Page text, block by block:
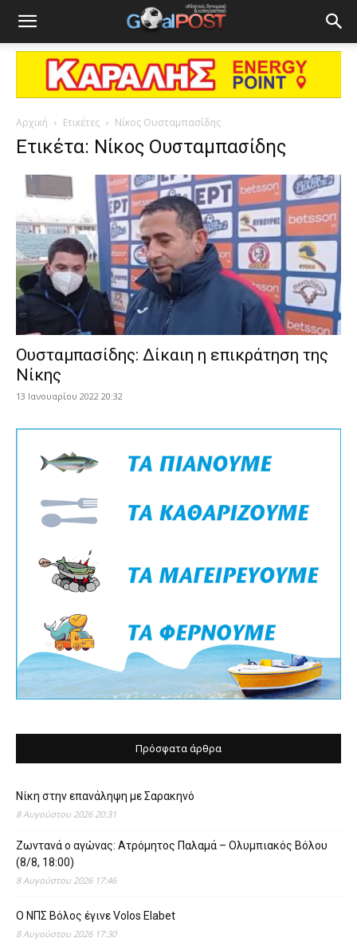
Αρχική Ετικέτες Νίκος Ουσταμπασίδης
Ετικέτα: Νίκος Ουσταμπασίδης
Ουσταμπασίδης: Δίκαιη η επικράτηση της
Νίκης
13 Ιανουαρίου 2022 20:32
Πρόσφατα άρθρα
Νίκη στην επανάληψη με Σαρακηνό
8 Αυγούστου 2026 20:31
Ζωντανά ο αγώνας: Ατρόμητος Παλαμά – Ολυμπιακός Βόλου
(8/8, 18:00)
8 Αυγούστου 2026 17:46
O ΝΠΣ Βόλος έγινε Volos Elabet
8 Αυγούστου 2026 17:30